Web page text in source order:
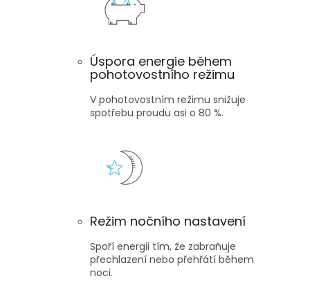
Úspora energie během
pohotovostního režimu
V pohotovostním režimu snižuje
spotřebu proudu asi o 80 %.
Režim nočního nastavení
Spoří energii tím, že zabraňuje
přechlazení nebo přehřátí během
noci.